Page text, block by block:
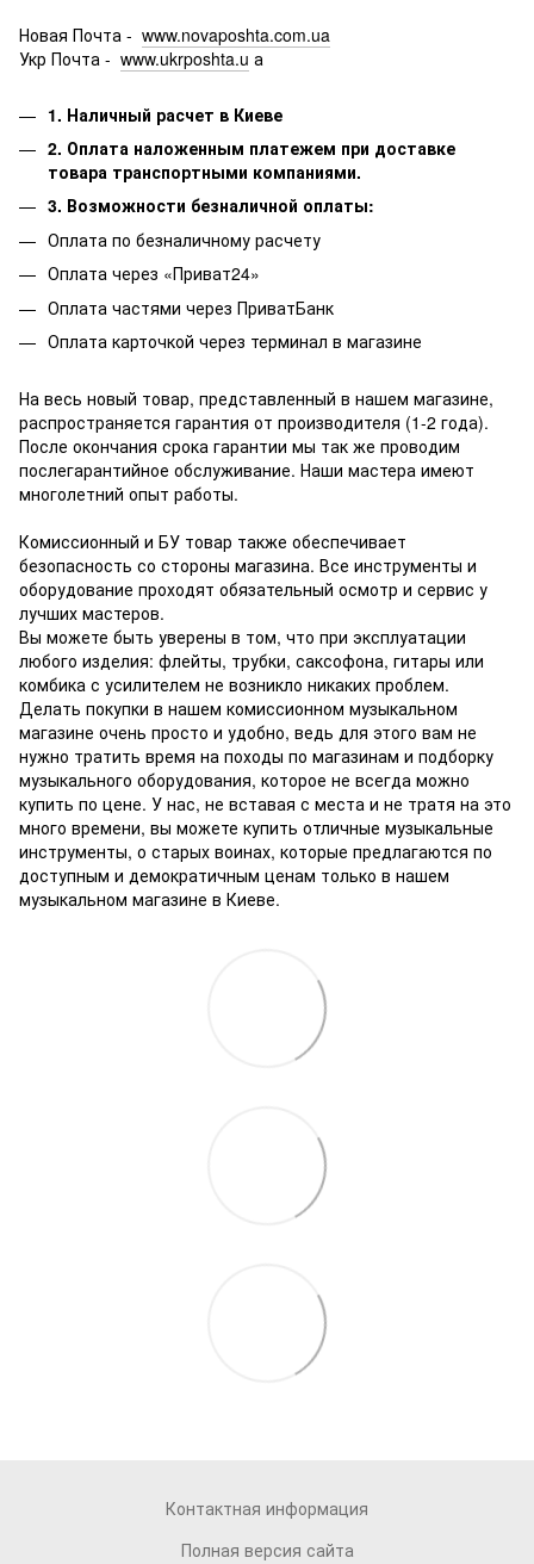
Новая Почта - www.novaposhta.com.ua
Укр Почта - www.ukrposhta.u а
1. Наличный расчет в Киеве
2. Оплата наложенным платежем при доставке
товара транспортными компаниями.
3. Возможности безналичной оплаты:
Оплата по безналичному расчету
Оплата через «Приват24»
Оплата частями через ПриватБанк
Оплата карточкой через терминал в магазине
На весь новый товар, представленный в нашем магазине,
распространяется гарантия от производителя (1-2 года).
После окончания срока гарантии мы так же проводим
послегарантийное обслуживание. Наши мастера имеют
многолетний опыт работы.
Комиссионный и БУ товар также обеспечивает
безопасность со стороны магазина. Все инструменты и
оборудование проходят обязательный осмотр и сервис у
лучших мастеров.
Вы можете быть уверены в том, что при эксплуатации
любого изделия: флейты, трубки, саксофона, гитары или
комбика с усилителем не возникло никаких проблем.
Делать покупки в нашем комиссионном музыкальном
магазине очень просто и удобно, ведь для этого вам не
нужно тратить время на походы по магазинам и подборку
музыкального оборудования, которое не всегда можно
купить по цене. У нас, не вставая с места и не тратя на это
много времени, вы можете купить отличные музыкальные
инструменты, о старых воинах, которые предлагаются по
доступным и демократичным ценам только в нашем
музыкальном магазине в Киеве.
Контактная информация
Полная версия сайта